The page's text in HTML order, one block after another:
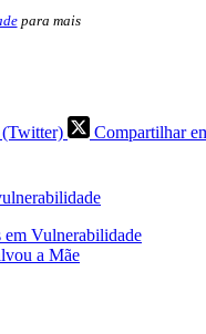
para mais
Compartilhar
Vulnerabilidade
a Mãe